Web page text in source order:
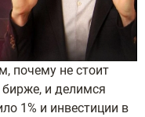
почему не стоит
и делимся
1% и инвестиции в